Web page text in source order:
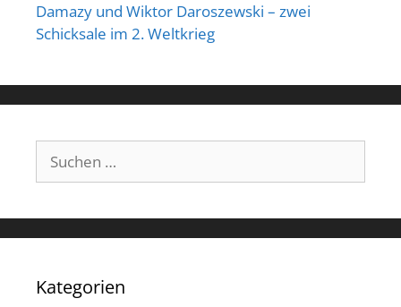
Damazy und Wiktor Daroszewski – zwei
Schicksale im 2. Weltkrieg
Suchen
nach:
Kategorien